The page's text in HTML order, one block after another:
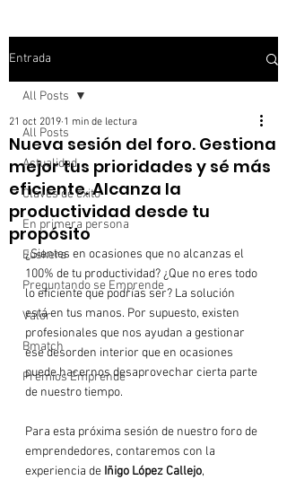
Entrada
All Posts
Actualidad
Claves de éxito
En primera persona
Euskera
Preguntando se Emprende
Valor
Bmatch
Premios Emprende
All Posts
Nueva sesión del foro. Gestiona
mejor tus prioridades y sé más
eficiente. Alcanza la
productividad desde tu
propósito
21 oct 2019 1 min de lectura
¿Sientes en ocasiones que no alcanzas el
100% de tu productividad? ¿Que no eres todo
lo eficiente que podrías ser? La solución
está en tus manos. Por supuesto, existen
profesionales que nos ayudan a gestionar
ese desorden interior que en ocasiones
puede hacernos desaprovechar cierta parte
de nuestro tiempo.
Para esta próxima sesión de nuestro foro de
emprendedores, contaremos con la
experiencia de Iñigo López Callejo,